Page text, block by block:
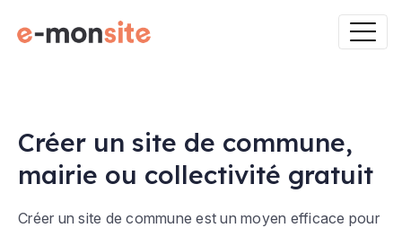
Créer un site de commune,
mairie ou collectivité gratuit
Créer un site de commune est un moyen efficace pour